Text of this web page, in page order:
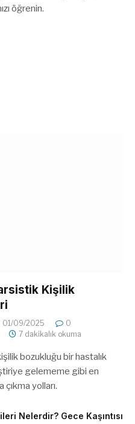
öğrenin.
Kişilik
01/09/2025
0
7 dakikalık okuma
bozukluğu bir hastalık
gelememe gibi en
yolları.
Nelerdir? Gece Kaşıntısı